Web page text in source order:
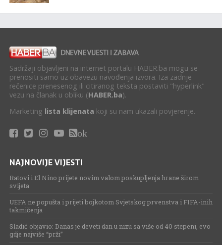
Sadržaji objavljeni na internet portalu HABER.ba mogu se
prenositi samo uz obavezu navođenja izvora. Iza zadnje
rečenice prenesenog ili citiranog teksta postaviti "hyperlink"
vezu na članak u obliku (HABER.ba).
Marketing lista klijenata koji su nam ukazali povjerenje.
ok
NAJNOVIJE VIJESTI
Ratovi i El Nino prijete novim valom poskupljenja hrane širom
svijeta
UEFA ne popušta i prijeti bojkotom Svjetskog prvenstva i FIFA-inih
takmičenja
Sladić objavio: Danas je deveti dan u nizu sa više od 40 stepeni, evo
gdje najviše “prži”